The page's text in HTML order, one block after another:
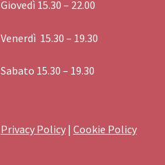
Giovedì 15.30 – 22.00
Venerdì 15.30 – 19.30
Sabato 15.30 – 19.30
Privacy Policy| Cookie Policy